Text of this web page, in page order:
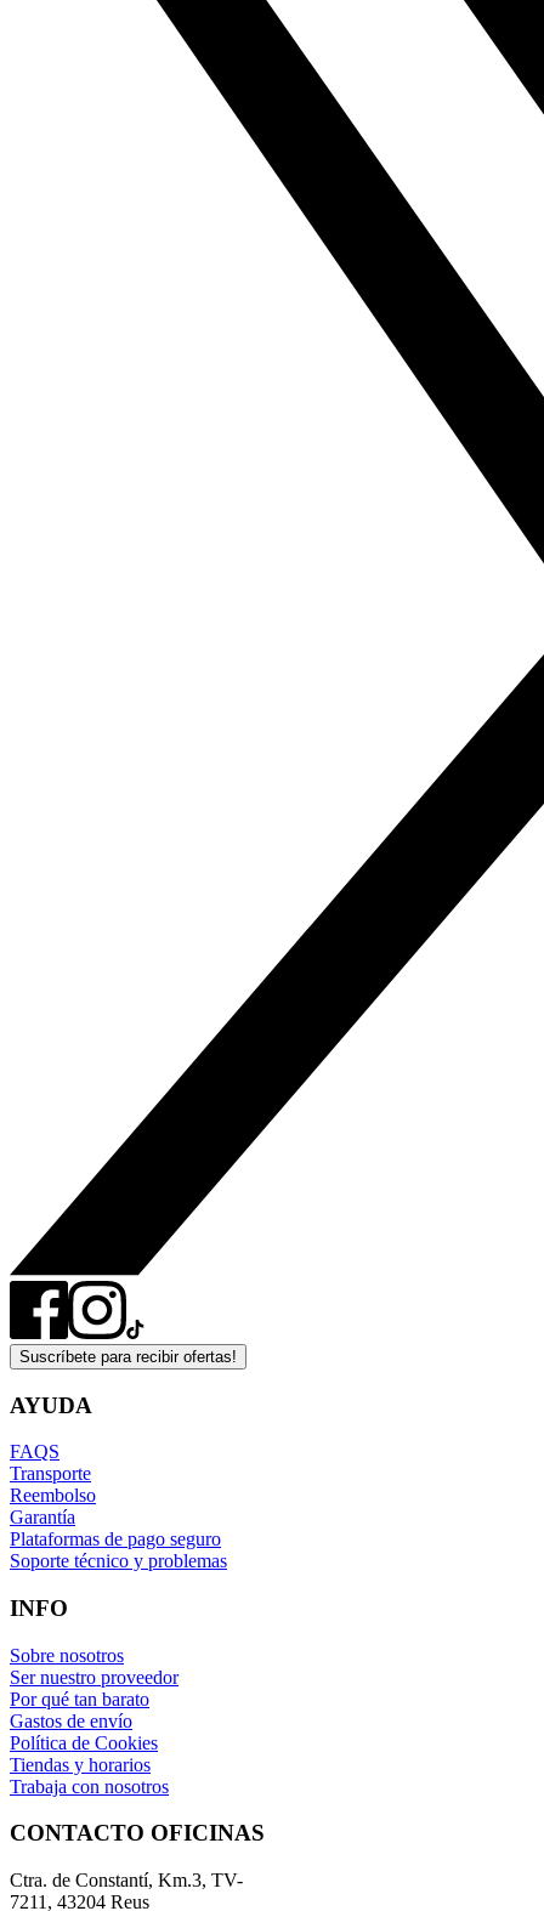
Suscríbete para recibir ofertas!
AYUDA
FAQS
Transporte
Reembolso
Garantía
Plataformas de pago seguro
Soporte técnico y problemas
INFO
Sobre nosotros
Ser nuestro proveedor
Por qué tan barato
Gastos de envío
Política de Cookies
Tiendas y horarios
Trabaja con nosotros
CONTACTO OFICINAS
Ctra. de Constantí, Km.3, TV-
7211, 43204 Reus